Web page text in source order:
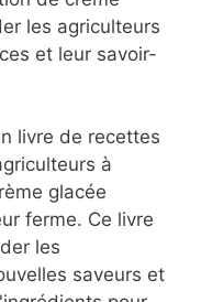
les agriculteurs
et leur savoir-
livre de recettes
à
glacée
ferme. Ce livre
les
saveurs et